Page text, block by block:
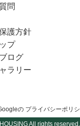
問
護方針
プ
ログ
ラリー
の プライバシーポリ
All rights reserved.